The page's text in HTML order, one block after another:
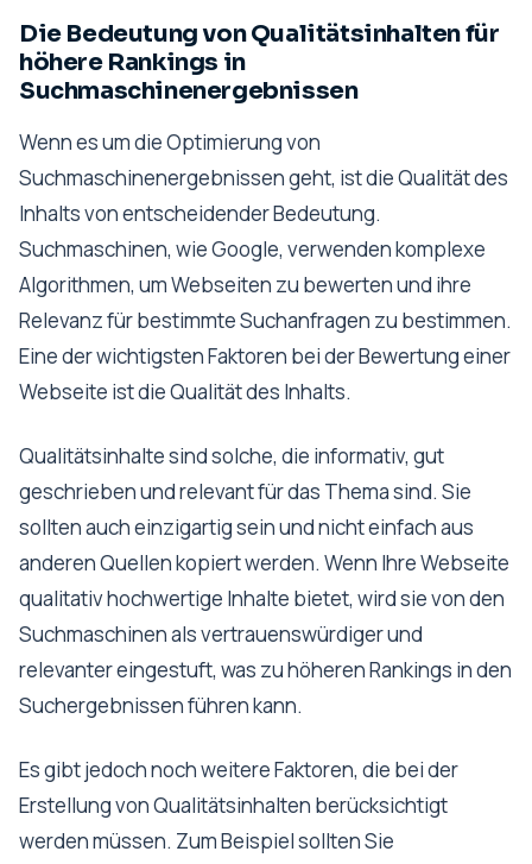
Die Bedeutung von Qualitätsinhalten für
höhere Rankings in
Suchmaschinenergebnissen
Wenn es um die Optimierung von
Suchmaschinenergebnissen geht, ist die Qualität des
Inhalts von entscheidender Bedeutung.
Suchmaschinen, wie Google, verwenden komplexe
Algorithmen, um Webseiten zu bewerten und ihre
Relevanz für bestimmte Suchanfragen zu bestimmen.
Eine der wichtigsten Faktoren bei der Bewertung einer
Webseite ist die Qualität des Inhalts.
Qualitätsinhalte sind solche, die informativ, gut
geschrieben und relevant für das Thema sind. Sie
sollten auch einzigartig sein und nicht einfach aus
anderen Quellen kopiert werden. Wenn Ihre Webseite
qualitativ hochwertige Inhalte bietet, wird sie von den
Suchmaschinen als vertrauenswürdiger und
relevanter eingestuft, was zu höheren Rankings in den
Suchergebnissen führen kann.
Es gibt jedoch noch weitere Faktoren, die bei der
Erstellung von Qualitätsinhalten berücksichtigt
werden müssen. Zum Beispiel sollten Sie